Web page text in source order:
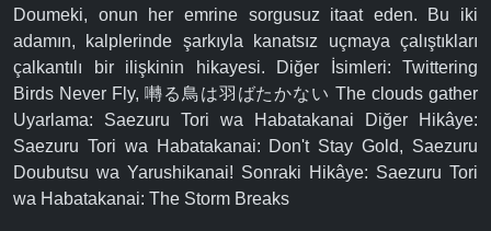
Doumeki, onun her emrine sorgusuz itaat eden. Bu iki
adamın, kalplerinde şarkıyla kanatsız uçmaya çalıştıkları
çalkantılı bir ilişkinin hikayesi. Diğer İsimleri: Twittering
Birds Never Fly, 囀る鳥は羽ばたかない The clouds gather
Uyarlama: Saezuru Tori wa Habatakanai Diğer Hikâye:
Saezuru Tori wa Habatakanai: Don't Stay Gold, Saezuru
Doubutsu wa Yarushikanai! Sonraki Hikâye: Saezuru Tori
wa Habatakanai: The Storm Breaks